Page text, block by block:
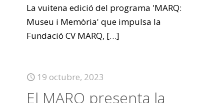
La vuitena edició del programa 'MARQ:
Museu i Memòria' que impulsa la
Fundació CV MARQ, […]
19 octubre, 2023
El MARQ presenta la